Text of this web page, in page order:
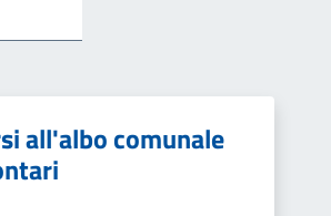
all'albo comunale